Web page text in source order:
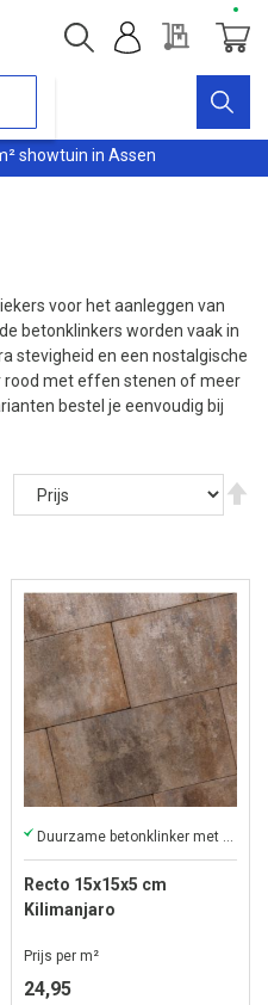
in Assen
Offerte
voor het aanleggen van
betonklinkers worden vaak in
stevigheid en een nostalgische
rood met effen stenen of meer
bestel je eenvoudig bij
Recto 15x15x5 cm
Kilimanjaro
Prijs per m²
24,95